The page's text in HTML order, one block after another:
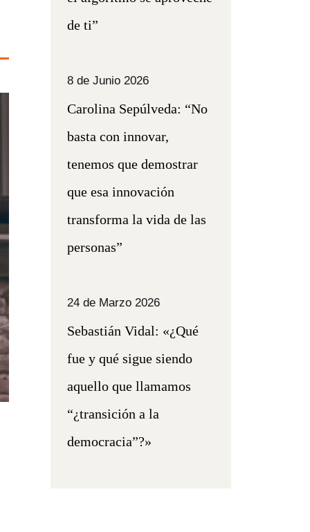
de ti”
8 de Junio 2026
Carolina Sepúlveda: “No
basta con innovar,
tenemos que demostrar
que esa innovación
transforma la vida de las
personas”
24 de Marzo 2026
Sebastián Vidal: «¿Qué
fue y qué sigue siendo
aquello que llamamos
“¿transición a la
democracia”?»